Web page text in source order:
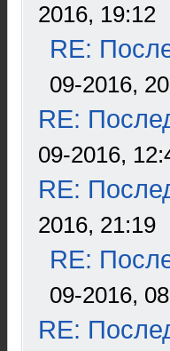
2016, 19:12
RE:
09-2016,
RE:
09-2016,
RE:
2016, 21:19
RE:
09-2016,
RE: